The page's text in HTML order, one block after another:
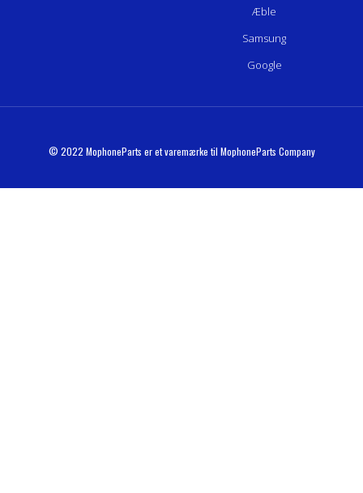
Æble
Samsung
Google
© 2022 MophoneParts er et varemærke til MophoneParts Company